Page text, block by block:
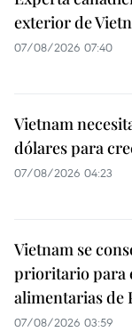
exterior de
07/08/2026 07:40
Vietnam
dólares para
07/08/2026 04:23
Vietnam se
prioritario para
alimentarias de
07/08/2026 03:59